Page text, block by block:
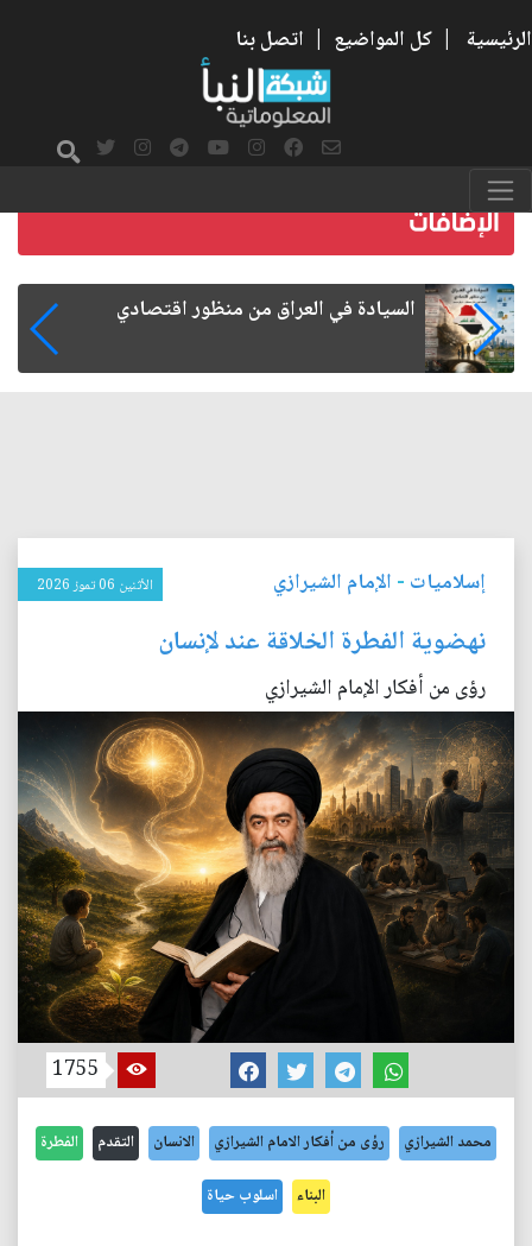
الرئيسية | كل المواضيع | اتصل بنا
ما بعد الأربعين.. كيف اتسعت الزيارة من
إسلاميات - الإمام الشيرازي الأثنين 06 تموز 2026
نهضوية الفطرة الخلاقة عند لإنسان
رؤى من أفكار الإمام الشيرازي
1755
محمد الشيرازي رؤى من أفكار الامام الشيرازي الانسان التقدم الفطرة
البناء اسلوب حياة